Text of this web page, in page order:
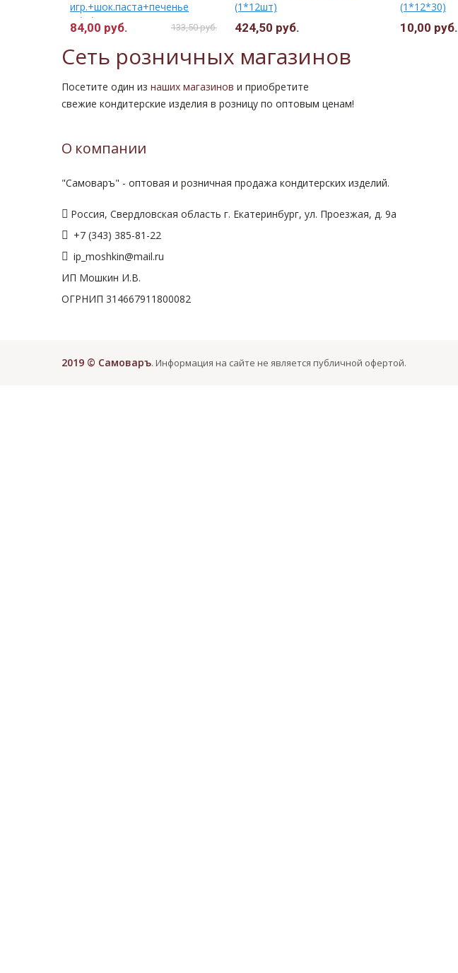
игр.+шок.паста+печенье
(1*6*8)
84,00 руб. 133,50 руб.
(1*12шт)
424,50 руб.
(1*12*30)
10,00 руб.
Сеть розничных магазинов
Посетите один из наших магазинов и приобретите
свежие кондитерские изделия в розницу по оптовым ценам!
О компании
"Самоваръ" - оптовая и розничная продажа кондитерских изделий.
Россия, Свердловская область г. Екатеринбург, ул. Проезжая, д. 9а
+7 (343) 385-81-22
ip_moshkin@mail.ru
ИП Мошкин И.В.
ОГРНИП 314667911800082
2019 © Самоваръ. Информация на сайте не является публичной офертой.